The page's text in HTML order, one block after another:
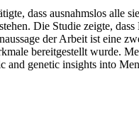
dass ausnahmslos alle
Die Studie zeigte,
der Arbeit ist eine
bereitgestellt wurde.
genetic insights into